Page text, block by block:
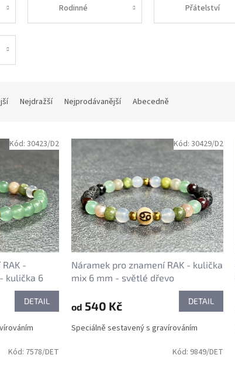
Rodinné Přátelství
Nejdražší Nejprodávanější Abecedně
-
kulička 6
DETAIL
Kód: 30423/D2
Náramek pro znamení RAK - kulička
mix 6 mm - světlé dřevo
od 540 Kč DETAIL
Speciálně sestavený s gravírováním
Kód: 30429/D2
Kód: 7578/DET Kód: 9849/DET